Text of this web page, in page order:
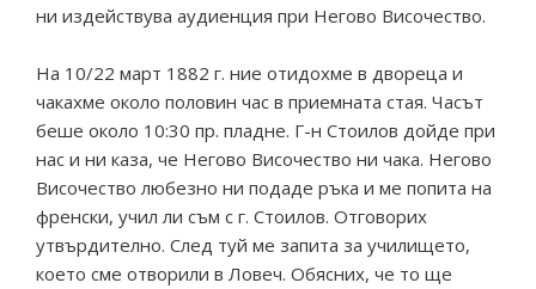
ни издействува аудиенция при Негово Височество.
На 10/22 март 1882 г. ние отидохме в двореца и
чакахме около половин час в приемната стая. Часът
беше около 10:30 пр. пладне. Г-н Стоилов дойде при
нас и ни каза, че Негово Височество ни чака. Негово
Височество любезно ни подаде ръка и ме попита на
френски, учил ли съм с г. Стоилов. Отговорих
утвърдително. След туй ме запита за училището,
което сме отворили в Ловеч. Обясних, че то ще